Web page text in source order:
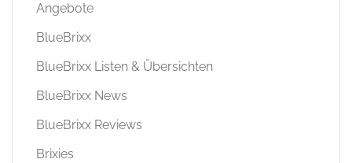
Angebote
BlueBrixx
BlueBrixx Listen & Übersichten
BlueBrixx News
BlueBrixx Reviews
Brixies